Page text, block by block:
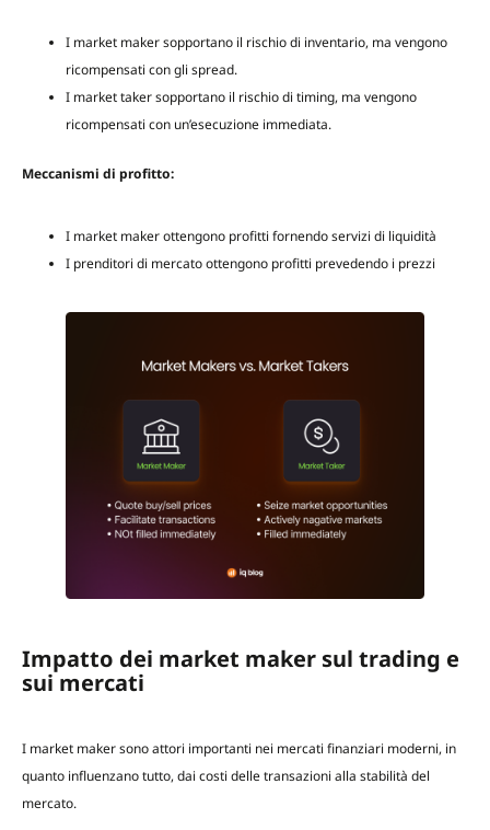
I market maker sopportano il rischio di inventario, ma vengono
ricompensati con gli spread.
I market taker sopportano il rischio di timing, ma vengono
ricompensati con un’esecuzione immediata.
Meccanismi di profitto:
I market maker ottengono profitti fornendo servizi di liquidità
I prenditori di mercato ottengono profitti prevedendo i prezzi
Impatto dei market maker sul trading e
sui mercati
I market maker sono attori importanti nei mercati finanziari moderni, in
quanto influenzano tutto, dai costi delle transazioni alla stabilità del
mercato.